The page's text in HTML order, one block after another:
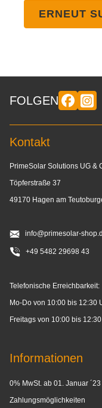
ERNEUT
FOLGEN
Kontakt
PrimeSolar Solutions UG &
Töpferstraße 37
49170 Hagen am
info@primesolar-
+49 5482 29698 43
Telefonische Erreichbarkeit:
Mo-Do von 10:00 bis 12:30
Freitags von 10:00 bis
Informationen
0% MwSt. ab 01. Januar ´23
Zahlungsmöglichkeiten